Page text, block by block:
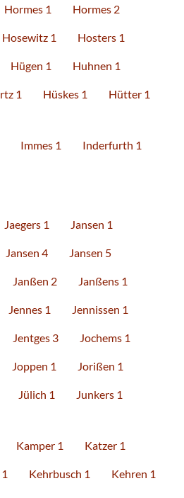
Hormes 1 Hormes 2
Hosewitz 1 Hosters 1
Hügen 1 Huhnen 1
1 Hüskes 1 Hütter 1
Immes 1 Inderfurth 1
Jaegers 1 Jansen 1
Jansen 4 Jansen 5
Janßen 2 Janßens 1
Jennes 1 Jennissen 1
Jentges 3 Jochems 1
Joppen 1 Jorißen 1
Jülich 1 Junkers 1
Kamper 1 Katzer 1
Kehrbusch 1 Kehren 1